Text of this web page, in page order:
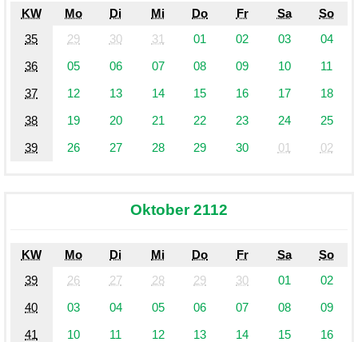
KW Mo Di Mi Do Fr Sa
So
35
29 30 31 01 02 03
04
36
05 06 07 08 09 10
11
37
12 13 14 15 16 17
18
38
19 20 21 22 23 24
25
39
26 27 28 29 30 01 02
Oktober 2112
KW Mo Di Mi Do Fr Sa
So
39
26 27 28 29 30 01
02
40
03 04 05 06 07 08
09
41
10 11 12 13 14 15
16